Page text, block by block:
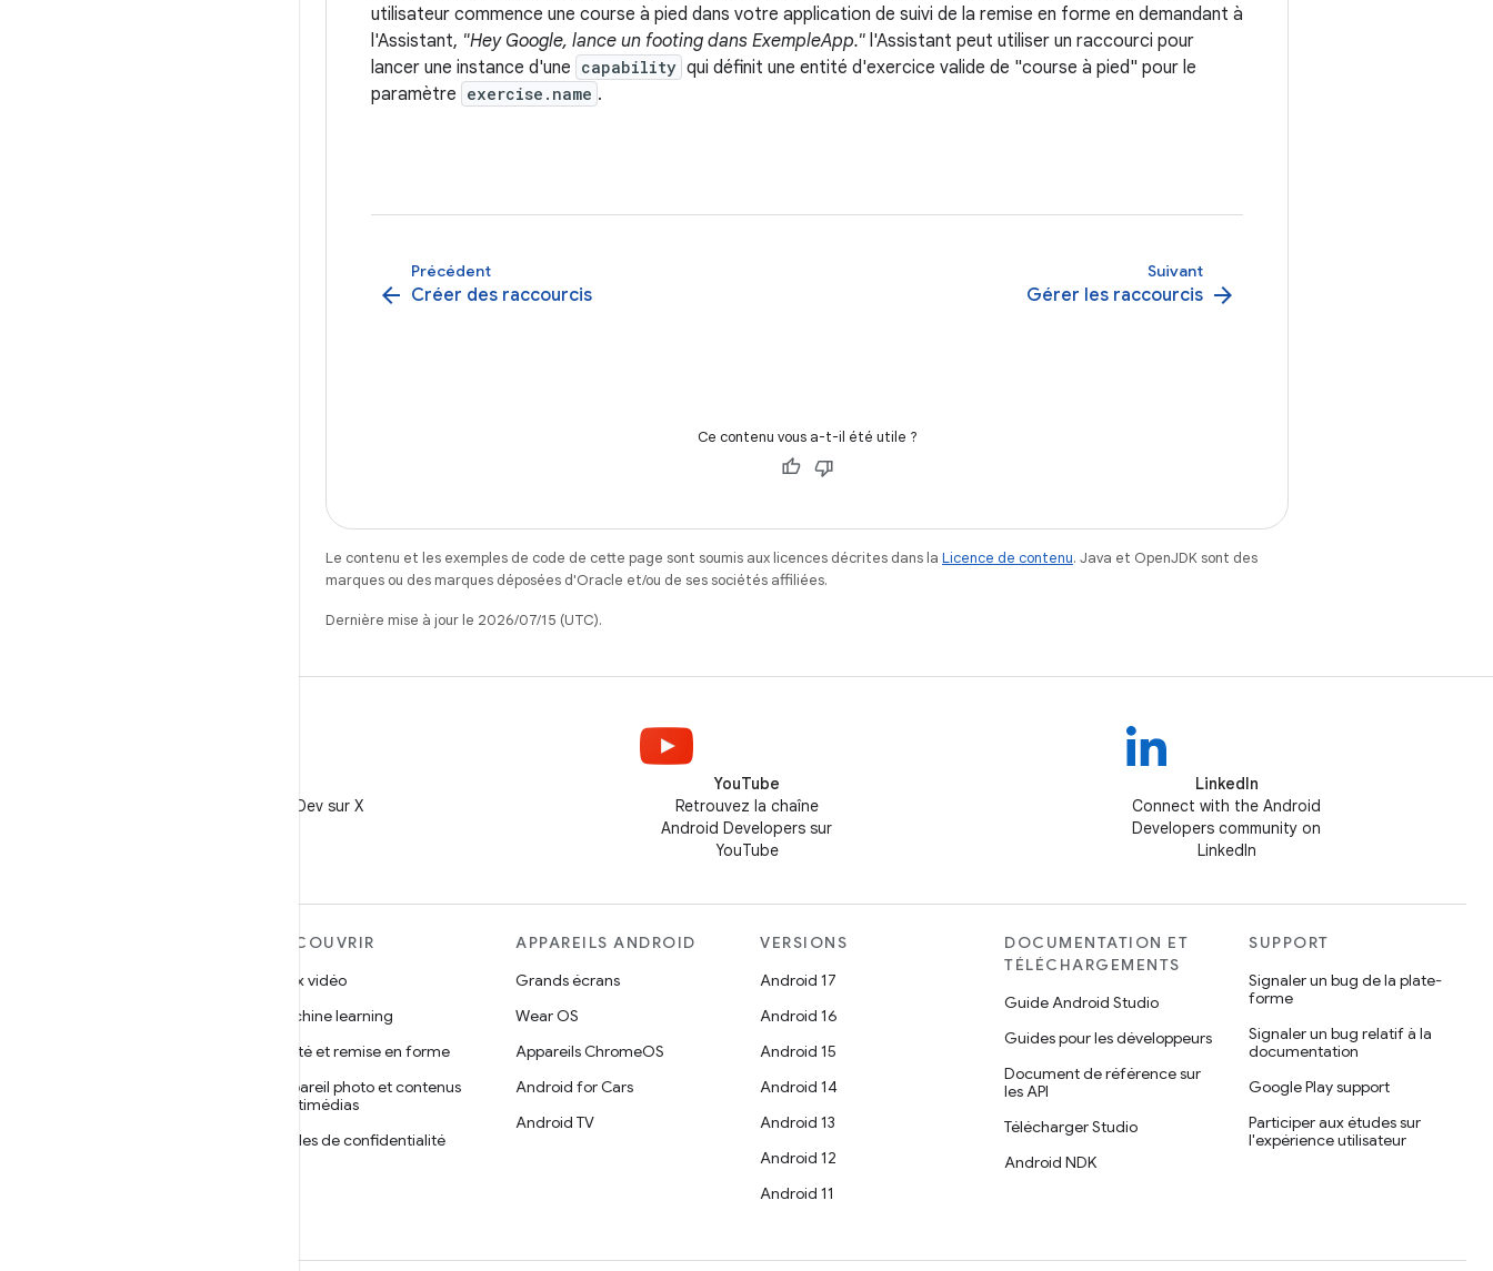
utilisateur commence une course à pied dans votre application de suivi de la remise en forme en demandant à
l'Assistant, "Hey Google, lance un footing dans ExempleApp." l'Assistant peut utiliser un raccourci pour
lancer une instance d'une capability qui définit une entité d'exercice valide de "course à pied" pour le
paramètre exercise.name .
Précédent
arrow_back Créer des raccourcis
Suivant
Gérer les raccourcis arrow_forward
Ce contenu vous a-t-il été utile ?
Le contenu et les exemples de code de cette page sont soumis aux licences décrites dans la Licence de contenu. Java et OpenJDK sont des
marques ou des marques déposées d'Oracle et/ou de ses sociétés affiliées.
Dernière mise à jour le 2026/07/15 (UTC).
Suivez @AndroidDev sur X
YouTube
Retrouvez la chaîne
Android Developers sur
YouTube
LinkedIn
Connect with the Android
Developers community on
LinkedIn
DÉCOUVRIR
Jeux vidéo
Machine learning
Santé et remise en forme
Appareil photo et contenus
multimédias
Règles de confidentialité
APPAREILS ANDROID
Grands écrans
Wear OS
Appareils ChromeOS
Android for Cars
Android TV
VERSIONS
Android 17
Android 16
Android 15
Android 14
Android 13
Android 12
Android 11
DOCUMENTATION ET
TÉLÉCHARGEMENTS
Guide Android Studio
Guides pour les développeurs
Document de référence sur
les API
Télécharger Studio
Android NDK
SUPPORT
Signaler un bug de la plate-
forme
Signaler un bug relatif à la
documentation
Google Play support
Participer aux études sur
l'expérience utilisateur